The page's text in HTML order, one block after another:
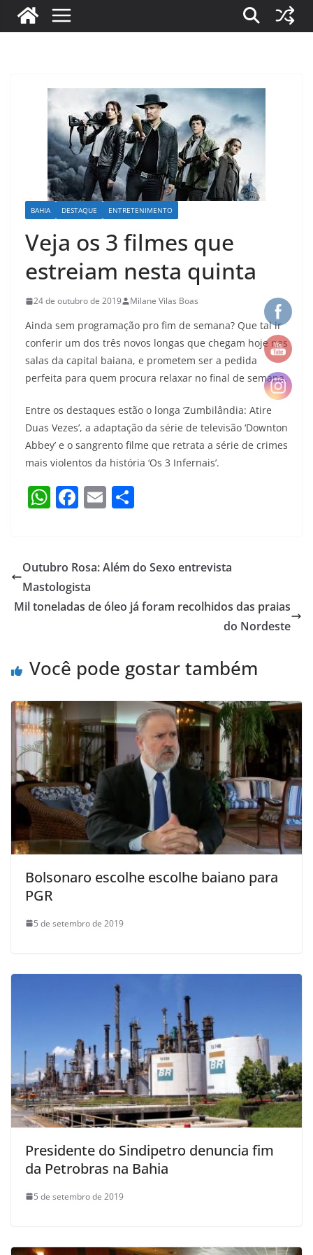
BAHIA DESTAQUE ENTRETENIMENTO
Veja os 3 filmes que
estreiam nesta quinta
24 de outubro de 2019 Milane Vilas Boas
Ainda sem programação pro fim de semana? Que tal ir
conferir um dos três novos longas que chegam hoje nas
salas da capital baiana, e prometem ser a pedida
perfeita para quem procura relaxar no final de semana.
Entre os destaques estão o longa ‘Zumbilândia: Atire
Duas Vezes’, a adaptação da série de televisão ‘Downton
Abbey’ e o sangrento filme que retrata a série de crimes
mais violentos da história ‘Os 3 Infernais’.
W
s
A
p
F
e
b
o
E
l e
Outubro Rosa: Além do Sexo entrevista
Mastologista
Mil toneladas de óleo já foram recolhidos das praias
do Nordeste
Você pode gostar também
Bolsonaro escolhe escolhe baiano para
PGR
5 de setembro de 2019
Presidente do Sindipetro denuncia fim
da Petrobras na Bahia
5 de setembro de 2019